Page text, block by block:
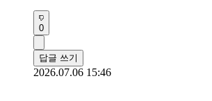
0
답글 쓰기
2026.07.06 15:46